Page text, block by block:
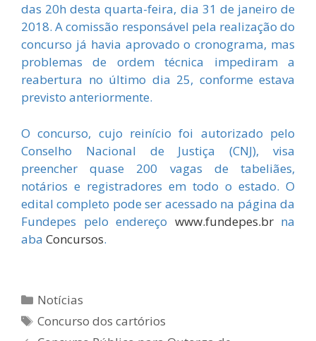
das 20h desta quarta-feira, dia 31 de janeiro de
2018. A comissão responsável pela realização do
concurso já havia aprovado o cronograma, mas
problemas de ordem técnica impediram a
reabertura no último dia 25, conforme estava
previsto anteriormente.
O concurso, cujo reinício foi autorizado pelo
Conselho Nacional de Justiça (CNJ), visa
preencher quase 200 vagas de tabeliães,
notários e registradores em todo o estado. O
edital completo pode ser acessado na página da
Fundepes pelo endereço www.fundepes.brna
aba Concursos.
Categorias
Notícias
Tags
Concurso dos cartórios